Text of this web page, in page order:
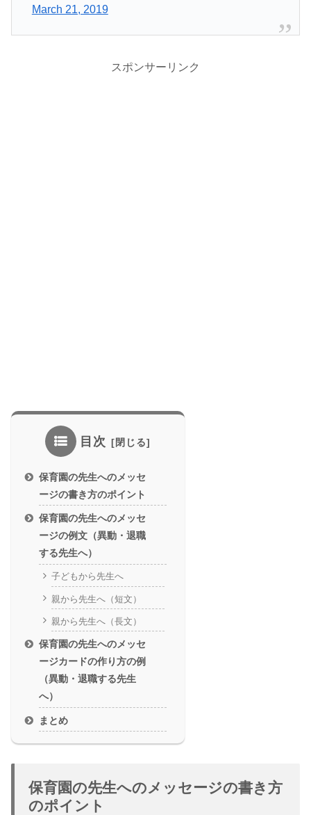
March 21, 2019
スポンサーリンク
目次
保育園の先生へのメッセ
ージの書き方のポイント
保育園の先生へのメッセ
ージの例文（異動・退職
する先生へ）
子どもから先生へ
親から先生へ（短文）
親から先生へ（長文）
保育園の先生へのメッセ
ージカードの作り方の例
（異動・退職する先生
へ）
まとめ
保育園の先生へのメッセージの書き方
のポイント